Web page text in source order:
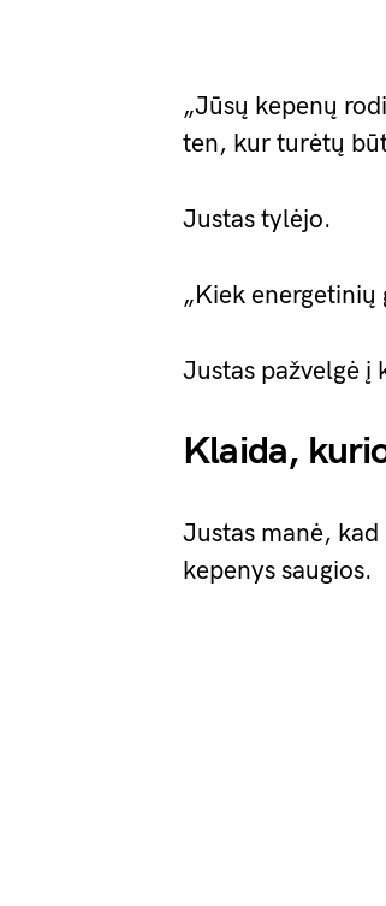
„Jūsų kepenų
ten, kur turėtų
Justas tylėjo.
„Kiek
Justas pažvelgė į
Klaida,
Justas manė,
kepenys saugios.